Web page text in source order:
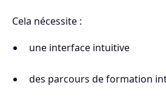
Cela nécessite :
une interface intuitive
des parcours de formation